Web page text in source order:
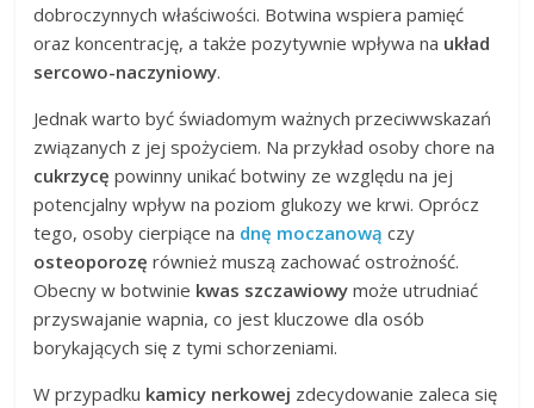
dobroczynnych właściwości. Botwina wspiera pamięć
oraz koncentrację, a także pozytywnie wpływa na układ
sercowo-naczyniowy.
Jednak warto być świadomym ważnych przeciwwskazań
związanych z jej spożyciem. Na przykład osoby chore na
cukrzycę powinny unikać botwiny ze względu na jej
potencjalny wpływ na poziom glukozy we krwi. Oprócz
tego, osoby cierpiące na dnę moczanową czy
osteoporozę również muszą zachować ostrożność.
Obecny w botwinie kwas szczawiowy może utrudniać
przyswajanie wapnia, co jest kluczowe dla osób
borykających się z tymi schorzeniami.
W przypadku kamicy nerkowej zdecydowanie zaleca się